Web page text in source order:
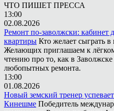
ЧТО ПИШЕТ ПРЕССА
13:00
02.08.2026
Ремонт по-заволжски: кабинет
квартиры Кто желает сыграть
Желающих приглашаем к
чтению про то, как в Заволжске
любопытных ремонта.
13:00
01.08.2026
Новый земский тренер
Кинешме Победитель